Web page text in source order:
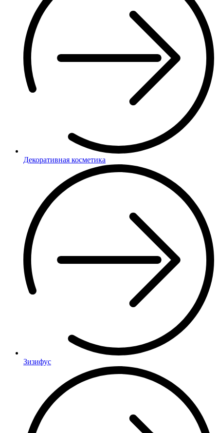
Декоративная косметика
Зизифус